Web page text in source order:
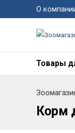
О
Товары
Корм